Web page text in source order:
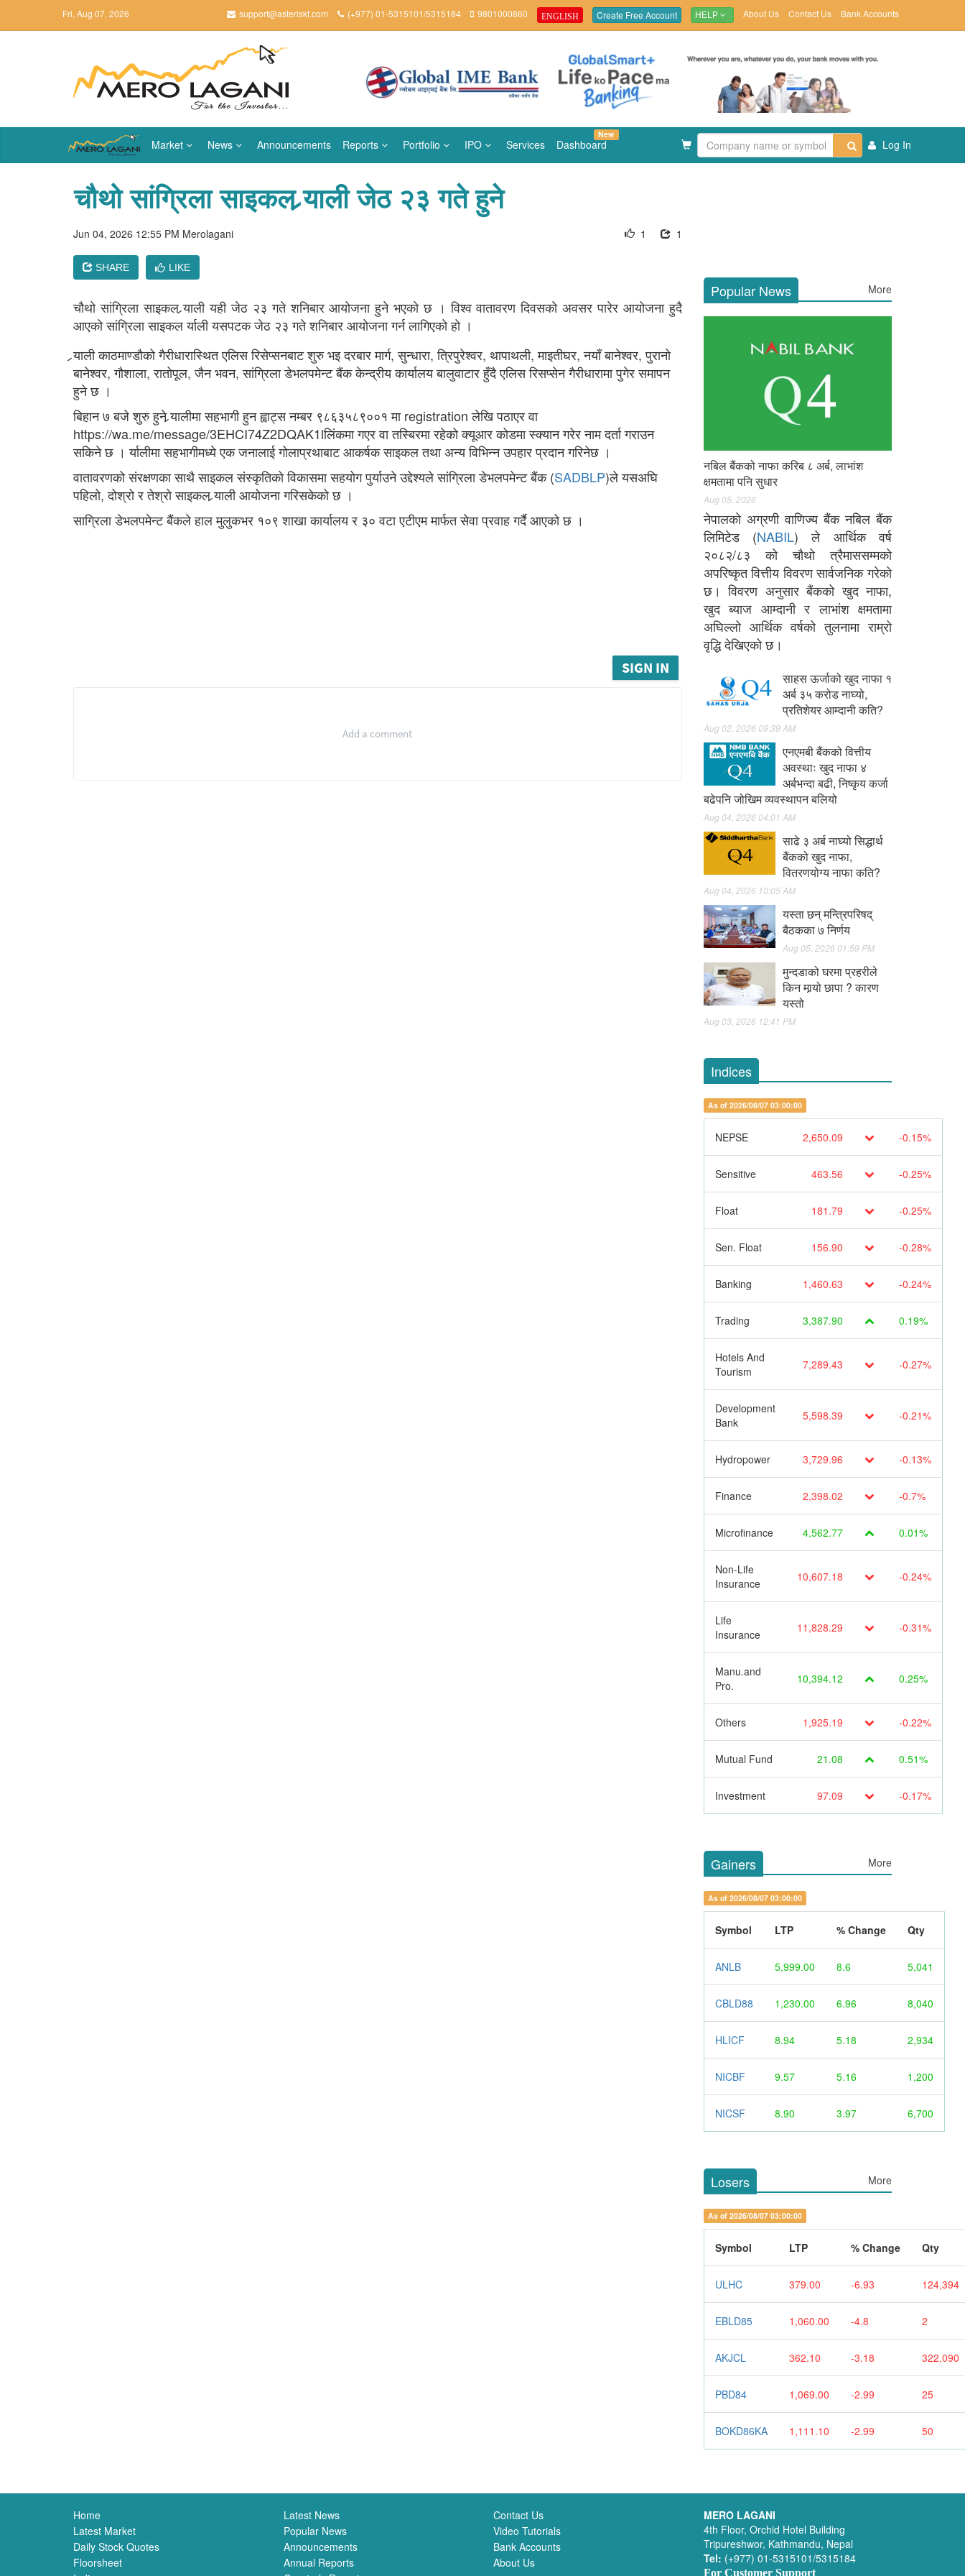
Fri, Aug 07, 2026 support@asteriskt.com (+977) 01-5315101/5315184 9801000860 ENGLISH Create Free Account HELP About Us Contact Us Bank Accounts
Market News Announcements Reports Portfolio IPO Services Dashboard
New
Log In
चौथो सांग्रिला साइकल र्‍याली जेठ २३ गते हुने
Jun 04, 2026 12:55 PM Merolagani 1
1
SHARE LIKE
चौथो सांग्रिला साइकल र्‍याली यही जेठ २३ गते शनिबार आयोजना हुने भएको छ । विश्व वातावरण दिवसको अवसर पारेर आयोजना हुदै
आएको सांग्रिला साइकल र्याली यसपटक जेठ २३ गते शनिबार आयोजना गर्न लागिएको हो ।
र्‍याली काठमाण्डौको गैरीधारास्थित एलिस रिसेप्सनबाट शुरु भइ दरबार मार्ग, सुन्धारा, त्रिपुरेश्वर, थापाथली, माइतीघर, नयाँ बानेश्वर, पुरानो
बानेश्वर, गौशाला, रातोपूल, जैन भवन, सांग्रिला डेभलपमेन्ट बैंक केन्द्रीय कार्यालय बालुवाटार हुँदै एलिस रिसप्सेन गैरीधारामा पुगेर समापन
हुने छ ।
बिहान ७ बजे शुरु हुने र्‍यालीमा सहभागी हुन ह्वाट्स नम्बर ९८६३५८९००१ मा registration लेखि पठाएर वा
https://wa.me/message/3EHCI74Z2DQAK1lलिंकमा गएर वा तस्बिरमा रहेको क्यूआर कोडमा स्क्यान गरेर नाम दर्ता गराउन
सकिने छ । र्यालीमा सहभागीमध्ये एक जनालाई गोलाप्रथाबाट आकर्षक साइकल तथा अन्य विभिन्न उपहार प्रदान गरिनेछ ।
वातावरणको संरक्षणका साथै साइकल संस्कृतिको विकासमा सहयोग पुर्याउने उद्देश्यले सांग्रिला डेभलपमेन्ट बैंक (SADBLP)ले यसअघि
पहिलो, दोश्रो र तेश्रो साइकल र्‍याली आयोजना गरिसकेको छ ।
साग्रिला डेभलपमेन्ट बैंकले हाल मुलुकभर १०९ शाखा कार्यालय र ३० वटा एटीएम मार्फत सेवा प्रवाह गर्दै आएको छ ।
SIGN IN
Add a comment
Popular News More
नबिल बैंकको नाफा करिब ८ अर्ब, लाभांश
क्षमतामा पनि सुधार
Aug 05, 2026
नेपालको अग्रणी वाणिज्य बैंक नबिल बैंक
लिमिटेड (NABIL) ले आर्थिक वर्ष
२०८२/८३ को चौथो त्रैमाससम्मको
अपरिष्कृत वित्तीय विवरण सार्वजनिक गरेको
छ। विवरण अनुसार बैंकको खुद नाफा,
खुद ब्याज आम्दानी र लाभांश क्षमतामा
अघिल्लो आर्थिक वर्षको तुलनामा राम्रो
वृद्धि देखिएको छ।
साहस ऊर्जाको खुद नाफा १
अर्ब ३५ करोड नाघ्यो,
प्रतिशेयर आम्दानी कति?
Aug 02, 2026 09:39 AM
एनएमबी बैंकको वित्तीय
अवस्थाः खुद नाफा ४
अर्बभन्दा बढी, निष्कृय कर्जा
बढेपनि जोखिम व्यवस्थापन बलियो
Aug 04, 2026 04:01 AM
साढे ३ अर्ब नाघ्यो सिद्धार्थ
बैंकको खुद नाफा,
वितरणयोग्य नाफा कति?
Aug 04, 2026 10:05 AM
यस्ता छन् मन्त्रिपरिषद्
बैठकका ७ निर्णय
Aug 05, 2026 01:59 PM
मुन्दडाको घरमा प्रहरीले
किन मार्‍यो छापा ? कारण
यस्तो
Aug 03, 2026 12:41 PM
Indices
As of 2026/08/07 03:00:00
NEPSE 2,650.09 -0.15%
Sensitive 463.56 -0.25%
Float 181.79 -0.25%
Sen. Float 156.90 -0.28%
Banking 1,460.63 -0.24%
Trading 3,387.90 0.19%
Hotels And
Tourism
7,289.43 -0.27%
Development
Bank
5,598.39 -0.21%
Hydropower 3,729.96 -0.13%
Finance 2,398.02 -0.7%
Microfinance 4,562.77 0.01%
Non-Life
Insurance
10,607.18 -0.24%
Life
Insurance
11,828.29 -0.31%
Manu.and
Pro.
10,394.12 0.25%
Others 1,925.19 -0.22%
Mutual Fund 21.08 0.51%
Investment 97.09 -0.17%
Gainers More
As of 2026/08/07 03:00:00
Symbol LTP % Change Qty
ANLB 5,999.00 8.6 5,041
CBLD88 1,230.00 6.96 8,040
HLICF 8.94 5.18 2,934
NICBF 9.57 5.16 1,200
NICSF 8.90 3.97 6,700
Losers More
As of 2026/08/07 03:00:00
Symbol LTP % Change Qty
ULHC 379.00 -6.93 124,394
EBLD85 1,060.00 -4.8 2
AKJCL 362.10 -3.18 322,090
PBD84 1,069.00 -2.99 25
BOKD86KA 1,111.10 -2.99 50
Home
Latest Market
Daily Stock Quotes
Floorsheet
Latest News
Popular News
Announcements
Annual Reports
Contact Us
Video Tutorials
Bank Accounts
About Us
MERO LAGANI
4th Floor, Orchid Hotel Building
Tripureshwor, Kathmandu, Nepal
Tel: (+977) 01-5315101/5315184
For Customer Support